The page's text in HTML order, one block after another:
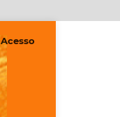
Acesso